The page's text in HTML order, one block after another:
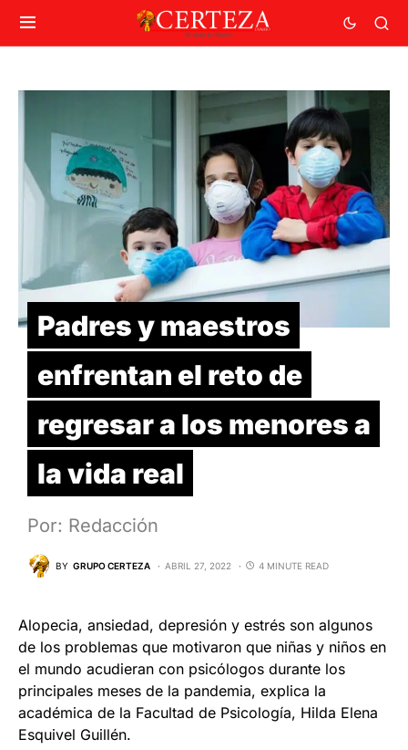
Padres y maestros
enfrentan el reto de
regresar a los menores a
la vida real
Por: Redacción
BY GRUPO CERTEZA ABRIL 27, 2022 4 MINUTE READ
Alopecia, ansiedad, depresión y estrés son algunos
de los problemas que motivaron que niñas y niños en
el mundo acudieran con psicólogos durante los
principales meses de la pandemia, explica la
académica de la Facultad de Psicología, Hilda Elena
Esquivel Guillén.